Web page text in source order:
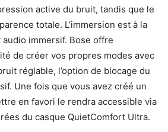
active du bruit, tandis que le
totale. L’immersion est à la
immersif. Bose offre
de créer vos propres modes avec
réglable, l’option de blocage du
Une fois que vous avez créé un
en favori le rendra accessible via
du casque QuietComfort Ultra.